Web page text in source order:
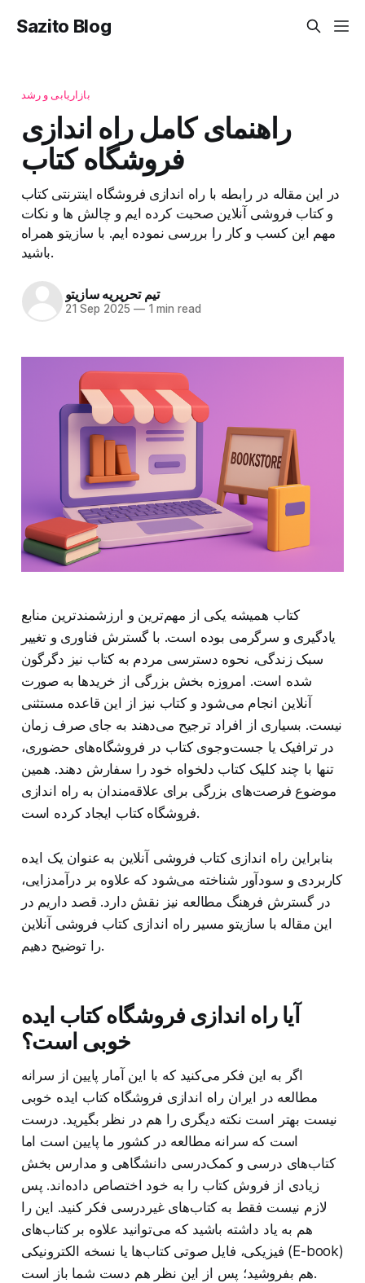
Sazito Blog
بازاریابی و رشد
راهنمای کامل راه اندازی
فروشگاه کتاب
در این مقاله در رابطه با راه اندازی فروشگاه اینترنتی کتاب
و کتاب فروشی آنلاین صحبت کرده ایم و چالش ها و نکات
مهم این کسب و کار را بررسی نموده ایم. با سازیتو همراه
باشید.
تیم تحریریه سازیتو
21 Sep 2025 —1 min read
کتاب همیشه یکی از مهم‌ترین و ارزشمندترین منابع
یادگیری و سرگرمی بوده است. با گسترش فناوری و تغییر
سبک زندگی، نحوه دسترسی مردم به کتاب نیز دگرگون
شده است. امروزه بخش بزرگی از خریدها به صورت
آنلاین انجام می‌شود و کتاب نیز از این قاعده مستثنی
نیست. بسیاری از افراد ترجیح می‌دهند به جای صرف زمان
در ترافیک یا جست‌وجوی کتاب در فروشگاه‌های حضوری،
تنها با چند کلیک کتاب دلخواه خود را سفارش دهند. همین
موضوع فرصت‌های بزرگی برای علاقه‌مندان به راه اندازی
فروشگاه کتاب ایجاد کرده است.
بنابراین راه اندازی کتاب فروشی آنلاین به عنوان یک ایده
کاربردی و سودآور شناخته می‌شود که علاوه بر درآمدزایی،
در گسترش فرهنگ مطالعه نیز نقش دارد. قصد داریم در
این مقاله با سازیتو مسیر راه اندازی کتاب فروشی آنلاین
را توضیح دهیم.
آیا راه اندازی فروشگاه کتاب ایده
خوبی است؟
اگر به این فکر می‌کنید که با این آمار پایین از سرانه
مطالعه در ایران راه اندازی فروشگاه کتاب ایده خوبی
نیست بهتر است نکته دیگری را هم در نظر بگیرید. درست
است که سرانه مطالعه در کشور ما پایین است اما
کتاب‌های درسی و کمک‌درسی دانشگاهی و مدارس بخش
زیادی از فروش کتاب را به خود اختصاص داده‌اند. پس
لازم نیست فقط به کتاب‌های غیردرسی فکر کنید. این را
هم به یاد داشته باشید که می‌توانید علاوه بر کتاب‌های
فیزیکی، فایل صوتی کتاب‌ها یا نسخه الکترونیکی (E-book)
هم بفروشید؛ پس از این نظر هم دست شما باز است.